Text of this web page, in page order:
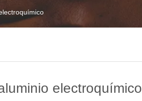
electroquímico